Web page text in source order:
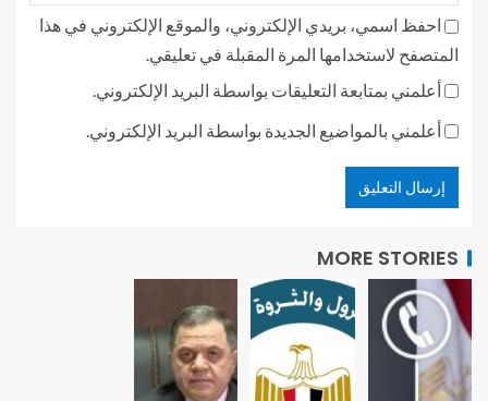
احفظ اسمي، بريدي الإلكتروني، والموقع الإلكتروني في هذا
المتصفح لاستخدامها المرة المقبلة في تعليقي.
أعلمني بمتابعة التعليقات بواسطة البريد الإلكتروني.
أعلمني بالمواضيع الجديدة بواسطة البريد الإلكتروني.
MORE STORIES